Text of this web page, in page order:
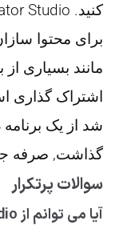
برای محتوا
مانند بسیاری
اشتراک گذاری
شد از یک
گذاشت, صرفه
سوالات پرتکرار